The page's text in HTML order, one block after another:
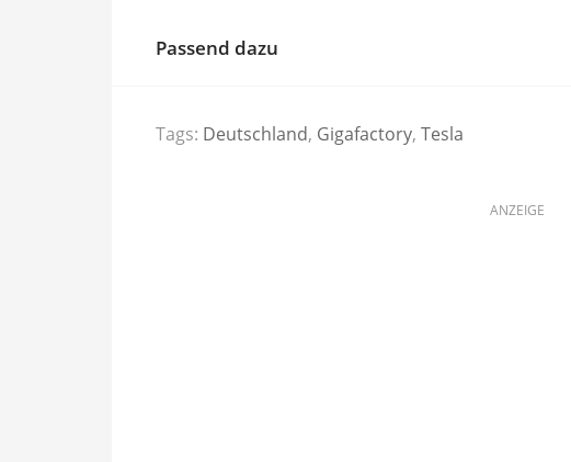
Passend dazu
Tags: Deutschland, Gigafactory, Tesla
ANZEIGE